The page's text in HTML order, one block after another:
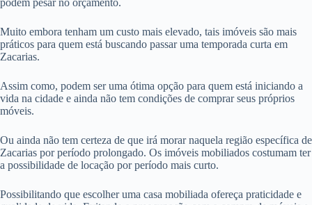
podem pesar no orçamento.
Muito embora tenham um custo mais elevado, tais imóveis são mais
práticos para quem está buscando passar uma temporada curta em
Zacarias.
Assim como, podem ser uma ótima opção para quem está iniciando a
vida na cidade e ainda não tem condições de comprar seus próprios
móveis.
Ou ainda não tem certeza de que irá morar naquela região específica de
Zacarias por período prolongado. Os imóveis mobiliados costumam ter
a possibilidade de locação por período mais curto.
Possibilitando que escolher uma casa mobiliada ofereça praticidade e